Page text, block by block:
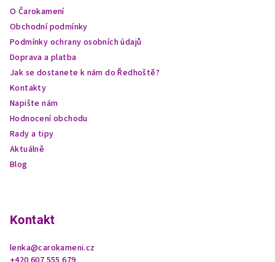
O Čarokamení
Obchodní podmínky
Podmínky ochrany osobních údajů
Doprava a platba
Jak se dostanete k nám do Ředhoště?
Kontakty
Napište nám
Hodnocení obchodu
Rady a tipy
Aktuálně
Blog
Kontakt
lenka@carokameni.cz